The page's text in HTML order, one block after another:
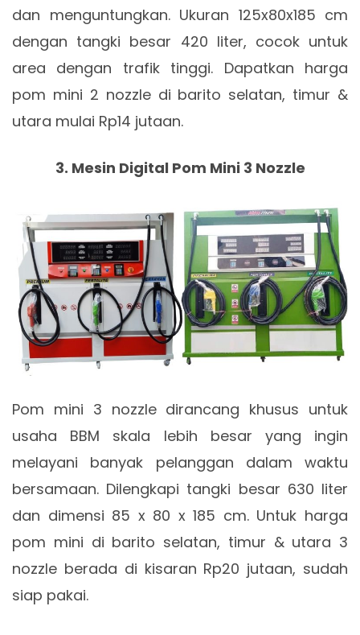
dan menguntungkan. Ukuran 125x80x185 cm
dengan tangki besar 420 liter, cocok untuk
area dengan trafik tinggi. Dapatkan harga
pom mini 2 nozzle di barito selatan, timur &
utara mulai Rp14 jutaan.
3. Mesin Digital Pom Mini 3 Nozzle
Pom mini 3 nozzle dirancang khusus untuk
usaha BBM skala lebih besar yang ingin
melayani banyak pelanggan dalam waktu
bersamaan. Dilengkapi tangki besar 630 liter
dan dimensi 85 x 80 x 185 cm. Untuk harga
pom mini di barito selatan, timur & utara 3
nozzle berada di kisaran Rp20 jutaan, sudah
siap pakai.